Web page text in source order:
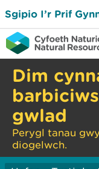
Sgipio I’r Prif
Dim
gwlad
Perygl tanau
diogelwch.